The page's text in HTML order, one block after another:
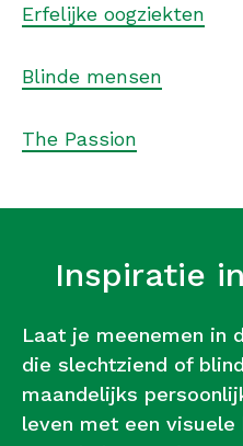
Erfelijke oogziekten
Blinde mensen
The Passion
Inspiratie
Laat je meenemen in
die slechtziend of
maandelijks
leven met een visuele